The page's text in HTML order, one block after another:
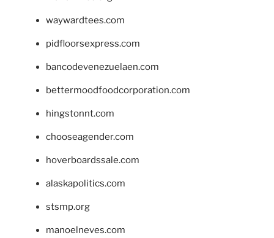
waywardtees.com
pidfloorsexpress.com
bancodevenezuelaen.com
bettermoodfoodcorporation.com
hingstonnt.com
chooseagender.com
hoverboardssale.com
alaskapolitics.com
stsmp.org
manoelneves.com